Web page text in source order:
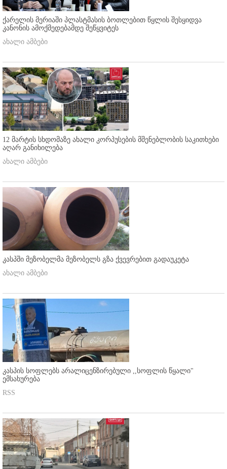
ქარელის მერიაში პლასტმასის ბოთლებით წყლის შესყიდვა
კანონის ამოქმედებამდე შეწყვიტეს
ახალი ამბები
12 მარტის სხდომაზე ახალი კორპუსების მშენებლობის საკითხები
აღარ განიხილება
ახალი ამბები
კასპში მეზობელმა მეზობელს გზა ქვევრებით გადაუკეტა
ახალი ამბები
კასპის სოფლებს არალიცენზირებული ,,სოფლის წყალი"
ემსახურება
RSS